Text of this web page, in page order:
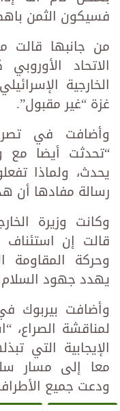
فسيكون الثمن
من جانبها قالت
الاتحاد
الخارجية
غزة “غير مقبول”.‏
وأضافت في
“تحدثت أيضا مع
يحدث، ولماذا
رسالة مفادها أن
وكانت وزيرة
قالت إن استئناف
وحركة ‏المقاومة
يهدد جهود السلام
وأضافت بيربوك
لمناقشة الصراع،
الإيجابية التي
معا إلى مسار
ودعت جميع